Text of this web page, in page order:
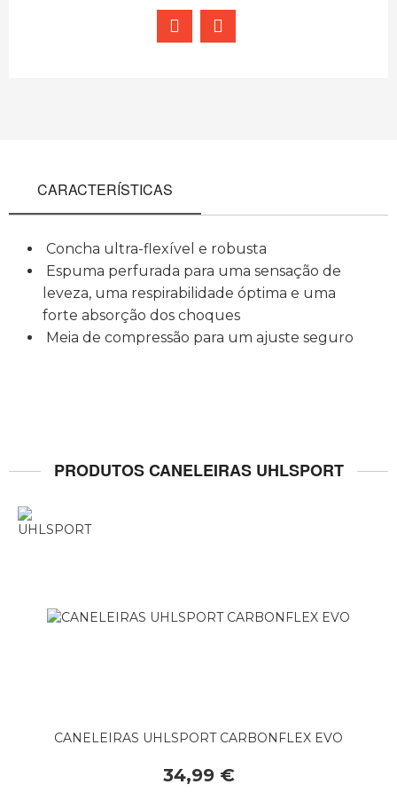
CARACTERÍSTICAS
Concha ultra-flexível e robusta
Espuma perfurada para uma sensação de
leveza, uma respirabilidade óptima e uma
forte absorção dos choques
Meia de compressão para um ajuste seguro
PRODUTOS CANELEIRAS UHLSPORT
CANELEIRAS UHLSPORT CARBONFLEX EVO
34,99 €